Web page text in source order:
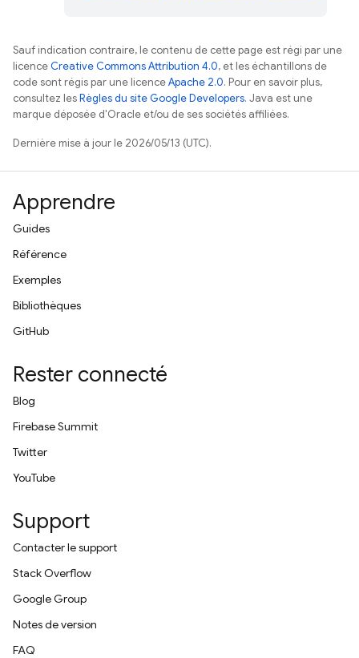
Sauf indication contraire, le contenu de cette page est régi par une
licenceCreative Commons Attribution 4.0, et les échantillons de
code sont régis par une licenceApache 2.0. Pour en savoir plus,
consultez lesRègles du site Google Developers. Java est une
marque déposée d'Oracle et/ou de ses sociétés affiliées.
Dernière mise à jour le 2026/05/13 (UTC).
Apprendre
Guides
Référence
Exemples
Bibliothèques
GitHub
Rester connecté
Blog
Firebase Summit
Twitter
YouTube
Support
Contacter le support
Stack Overflow
Google Group
Notes de version
FAQ